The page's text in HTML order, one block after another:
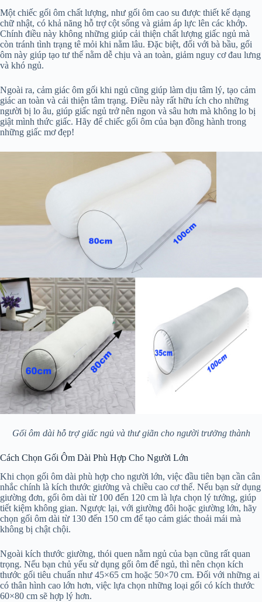
Một chiếc gối ôm chất lượng, như gối ôm cao su được thiết kế dạng
chữ nhật, có khả năng hỗ trợ cột sống và giảm áp lực lên các khớp.
Chính điều này không những giúp cải thiện chất lượng giấc ngủ mà
còn tránh tình trạng tê mỏi khi nằm lâu. Đặc biệt, đối với bà bầu, gối
ôm này giúp tạo tư thế nằm dễ chịu và an toàn, giảm nguy cơ đau lưng
và khó ngủ.
Ngoài ra, cảm giác ôm gối khi ngủ cũng giúp làm dịu tâm lý, tạo cảm
giác an toàn và cải thiện tâm trạng. Điều này rất hữu ích cho những
người bị lo âu, giúp giấc ngủ trở nên ngon và sâu hơn mà không lo bị
giật mình thức giấc. Hãy để chiếc gối ôm của bạn đồng hành trong
những giấc mơ đẹp!
Gối ôm dài hỗ trợ giấc ngủ và thư giãn cho người trưởng thành
Cách Chọn Gối Ôm Dài Phù Hợp Cho Người Lớn
Khi chọn gối ôm dài phù hợp cho người lớn, việc đầu tiên bạn cần cân
nhắc chính là kích thước giường và chiều cao cơ thể. Nếu bạn sử dụng
giường đơn, gối ôm dài từ 100 đến 120 cm là lựa chọn lý tưởng, giúp
tiết kiệm không gian. Ngược lại, với giường đôi hoặc giường lớn, hãy
chọn gối ôm dài từ 130 đến 150 cm để tạo cảm giác thoải mái mà
không bị chật chội.
Ngoài kích thước giường, thói quen nằm ngủ của bạn cũng rất quan
trọng. Nếu bạn chủ yếu sử dụng gối ôm để ngủ, thì nên chọn kích
thước gối tiêu chuẩn như 45×65 cm hoặc 50×70 cm. Đối với những ai
có thân hình cao lớn hơn, việc lựa chọn những loại gối có kích thước
60×80 cm sẽ hợp lý hơn.